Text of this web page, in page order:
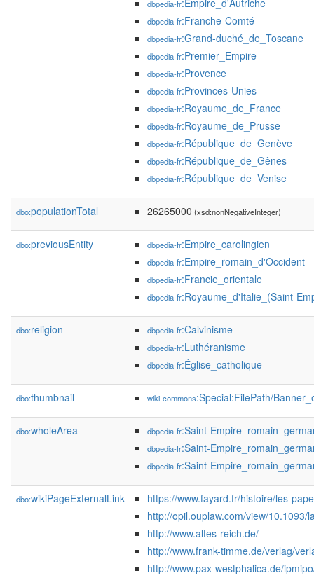
dbpedia-fr:Empire_d'Autriche
dbpedia-fr:Franche-Comté
dbpedia-fr:Grand-duché_de_Toscane
dbpedia-fr:Premier_Empire
dbpedia-fr:Provence
dbpedia-fr:Provinces-Unies
dbpedia-fr:Royaume_de_France
dbpedia-fr:Royaume_de_Prusse
dbpedia-fr:République_de_Genève
dbpedia-fr:République_de_Gênes
dbpedia-fr:République_de_Venise
dbo:populationTotal 26265000 (xsd:nonNegativeInteger)
dbo:previousEntity dbpedia-fr:Empire_carolingien
dbpedia-fr:Empire_romain_d'Occident
dbpedia-fr:Francie_orientale
dbpedia-fr:Royaume_d'Italie_(Saint-
dbo:religion dbpedia-fr:Calvinisme
dbpedia-fr:Luthéranisme
dbpedia-fr:Église_catholique
dbo:thumbnail wiki-commons:Special:FilePath/
dbo:wholeArea dbpedia-fr:Saint-
dbpedia-fr:Saint-
dbpedia-fr:Saint-
dbo:wikiPageExternalLink
https://www.fayard.fr/histoire/les-
http://opil.ouplaw.com/view/
http://www.altes-reich.de/
http://www.frank-timme.de/verlag/
http://www.pax-westphalica.de/